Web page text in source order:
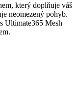
který doplňuje váš
neomezený pohyb.
Ultimate365 Mesh